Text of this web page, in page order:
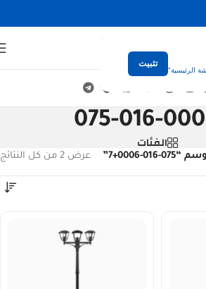
الرئيسية"
تثبيت
075-016-
الفئات
0006+7” عرض ⁦2⁩ من كل النتائج